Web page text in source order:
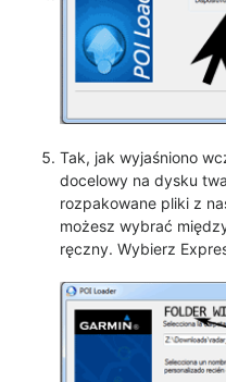
Tak, jak wyjaśniono
docelowy na dysku
rozpakowane pliki z
możesz wybrać
ręczny. Wybierz